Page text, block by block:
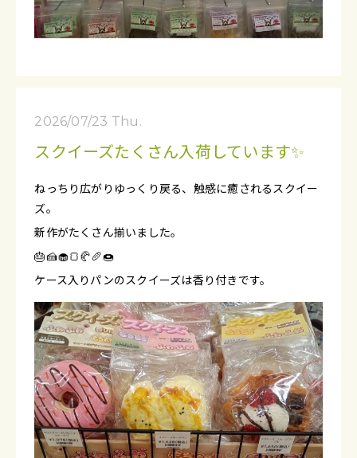
2026/07/23 Thu.
スクイーズたくさん入荷しています✨
ねっちり広がりゆっくり戻る、触感に癒されるスクイー
ズ。
新作がたくさん揃いました。
🎂🍰🧁🍞🥐🥖🍩
ケース入りパンのスクイーズは香り付きです。